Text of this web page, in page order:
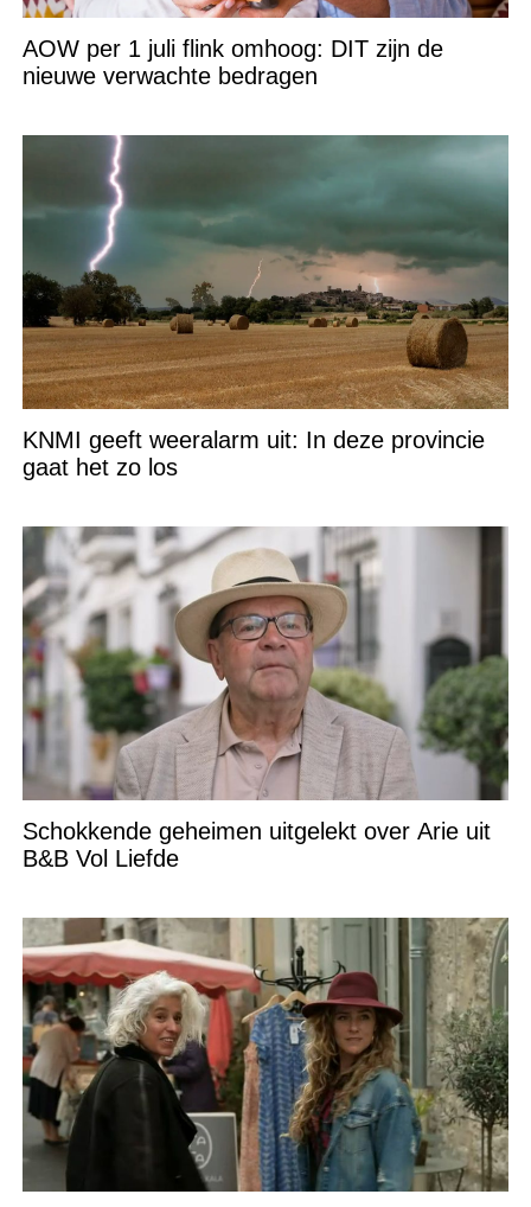
AOW per 1 juli flink omhoog: DIT zijn de
nieuwe verwachte bedragen
KNMI geeft weeralarm uit: In deze provincie
gaat het zo los
Schokkende geheimen uitgelekt over Arie uit
B&B Vol Liefde